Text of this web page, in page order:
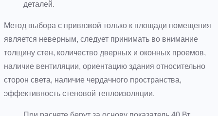
деталей.
Метод выбора с привязкой только к площади помещения
является неверным, следует принимать во внимание
толщину стен, количество дверных и оконных проемов,
наличие вентиляции, ориентацию здания относительно
сторон света, наличие чердачного пространства,
эффективность стеновой теплоизоляции.